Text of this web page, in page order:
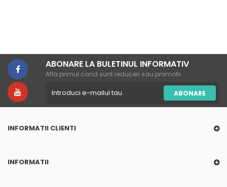
ABONARE LA BULETINUL INFORMATIV
Afla primul cand sunt reduceri sau promotii
ABONARE
INFORMATII CLIENTI
INFORMATII